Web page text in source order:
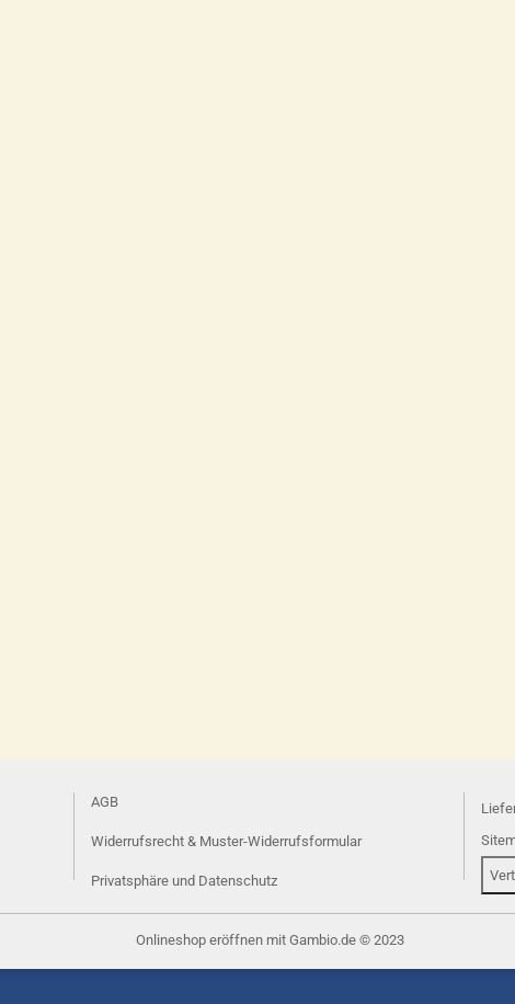
AGB
Widerrufsrecht & Muster-Widerrufsformular
Privatsphäre und Datenschutz
Onlineshop eröffnenmit Gambio.de © 2023